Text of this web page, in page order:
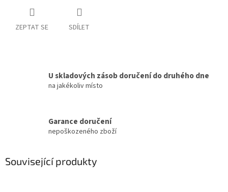
ZEPTAT SE SDÍLET
U skladových zásob doručení do druhého dne
na jakékoliv místo
Garance doručení
nepoškozeného zboží
Související produkty